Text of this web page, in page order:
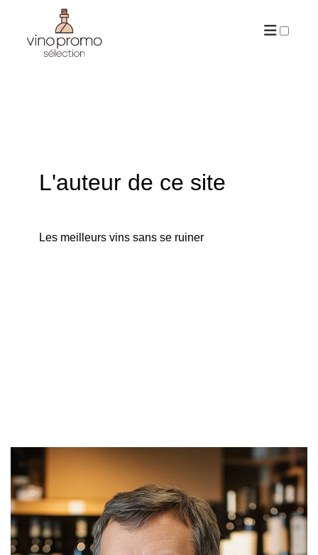
L'auteur de ce site
Les meilleurs vins sans se ruiner